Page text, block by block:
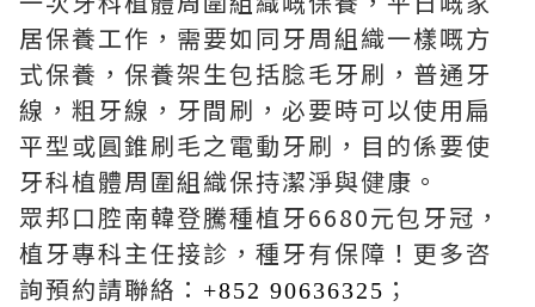
居保養工作，需要如同牙周組織一樣嘅方
式保養，保養架生包括腍毛牙刷，普通牙
線，粗牙線，牙間刷，必要時可以使用扁
平型或圓錐刷毛之電動牙刷，目的係要使
牙科植體周圍組織保持潔淨與健康。
眾邦口腔南韓登騰種植牙6680元包牙冠，
植牙專科主任接診，種牙有保障！更多咨
詢預約請聯絡： +852 90636325 ；